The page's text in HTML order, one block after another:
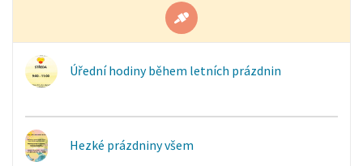
Úřední hodiny během letních prázdnin
Hezké prázdniny všem